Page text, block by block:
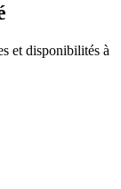
et disponibilités à